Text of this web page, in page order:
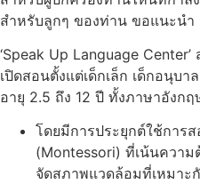
สำหรับลูกๆ ของท่าน ขอแนะนำ
‘Speak Up Language
เปิดสอนตั้งแต่เด็กเล็ก เด็กอนุบ
อายุ 2.5 ถึง 12 ปี ทั้งภาษาอังก
โดยมีการประยุกต์ใช้การ
(Montessori) ที่เน้นความ
จัดสภาพแวดล้อมที่เหมาะ